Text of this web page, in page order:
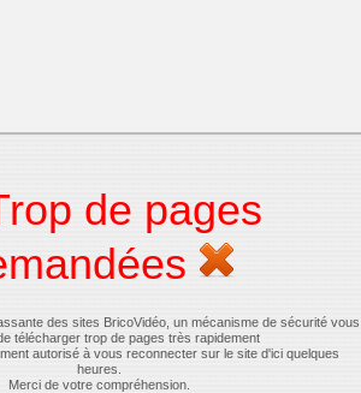
de pages
des sites BricoVidéo, un mécanisme de sécurité vous
télécharger trop de pages très rapidement
autorisé à vous reconnecter sur le site d'ici quelques
heures.
Merci de votre compréhension.